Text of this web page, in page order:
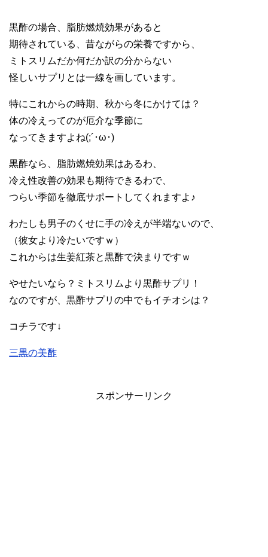
黒酢の場合、脂肪燃焼効果があると
期待されている、昔ながらの栄養ですから、
ミトスリムだか何だか訳の分からない
怪しいサプリとは一線を画しています。
特にこれからの時期、秋から冬にかけては？
体の冷えってのが厄介な季節に
なってきますよね(;´･ω･)
黒酢なら、脂肪燃焼効果はあるわ、
冷え性改善の効果も期待できるわで、
つらい季節を徹底サポートしてくれますよ♪
わたしも男子のくせに手の冷えが半端ないので、
（彼女より冷たいですｗ）
これからは生姜紅茶と黒酢で決まりですｗ
やせたいなら？ミトスリムより黒酢サプリ！
なのですが、黒酢サプリの中でもイチオシは？
コチラです↓
三黒の美酢
スポンサーリンク